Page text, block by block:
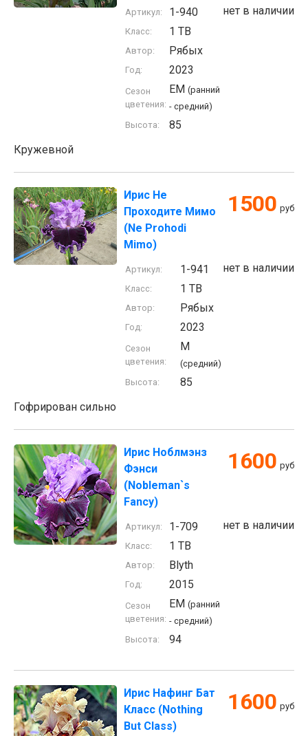
нет в наличии
Артикул: 1-940
Класс: 1 TB
Автор: Рябых
Год: 2023
Сезон
цветения:
EM (ранний
- средний)
Высота:
85
Кружевной
Ирис Не
Проходите Мимо
(Ne Prohodi
Mimo)
1500 руб
нет в наличии
Артикул: 1-941
Класс: 1 TB
Автор: Рябых
Год: 2023
Сезон
цветения:
M
(средний)
Высота:
85
Гофрирован сильно
Ирис Ноблмэнз
Фэнси
(Nobleman`s
Fancy)
1600 руб
нет в наличии
Артикул: 1-709
Класс: 1 TB
Автор: Blyth
Год: 2015
Сезон
цветения:
EM (ранний
- средний)
Высота:
94
Ирис Нафинг Бат
Класс (Nothing
But Class)
1600 руб